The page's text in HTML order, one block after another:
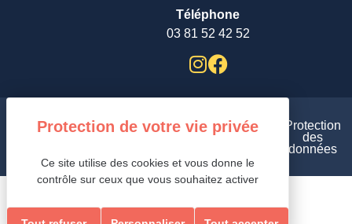
Téléphone
03 81 52 42 52
Aides et
Plan
de MentionsGestion des cookies /
Protection
des
données
Ce site utilise des cookies et vous donne le
contrôle sur ceux que vous souhaitez activer